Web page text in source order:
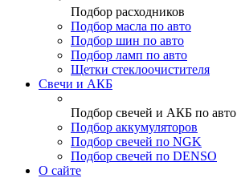
Подбор расходников
Подбор масла по авто
Подбор шин по авто
Подбор ламп по авто
Щетки стеклоочистителя
Свечи и АКБ
Подбор свечей и АКБ по авто
Подбор аккумуляторов
Подбор свечей по NGK
Подбор свечей по DENSO
О сайте